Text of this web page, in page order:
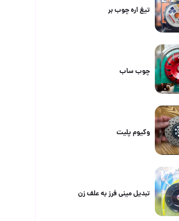
تیغ اره چوب بر
چوب ساب
وکیوم پلیت
تبدیل مینی فرز به علف زن